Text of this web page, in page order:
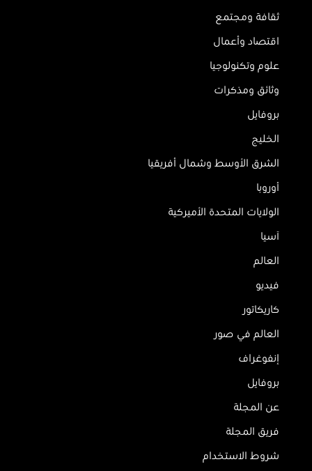
ثقافة ومجتمع
اقتصاد وأعمال
علوم وتكنولوجيا
وثائق ومذكرات
بروفايل
الخليج
الشرق الأوسط وشمال أفريقيا
أوروبا
الولايات المتحدة الأميركية
آسيا
العالم
فيديو
كاريكاتور
العالم في صور
إنفوغراف
بروفايل
عن المجلة
فريق المجلة
شروط الاستخدام